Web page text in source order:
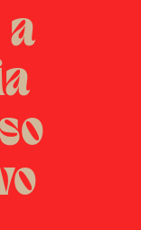
a